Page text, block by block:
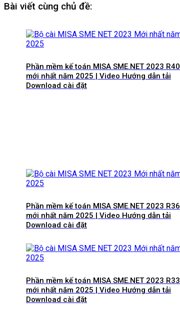
Bài viết cùng chủ đề:
Phần mềm kế toán MISA SME.NET 2023 R40
mới nhất năm 2025 | Video Hướng dẫn tải
Download cài đặt
Phần mềm kế toán MISA SME.NET 2023 R36
mới nhất năm 2025 | Video Hướng dẫn tải
Download cài đặt
Phần mềm kế toán MISA SME.NET 2023 R33
mới nhất năm 2025 | Video Hướng dẫn tải
Download cài đặt